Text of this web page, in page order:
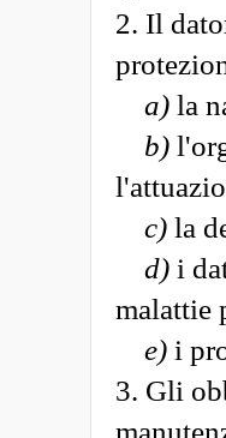
2. Il
a) la
b)
c) la
d) i
malattie
e) i
3. Gli